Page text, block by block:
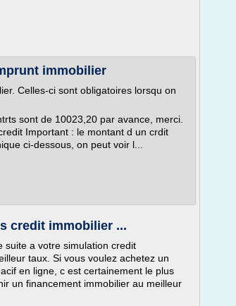
immobilier
Celles-ci sont obligatoires lorsqu on
sont de 10023,20 par avance, merci.
Important : le montant d un crdit
ci-dessous, on peut voir l...
credit immobilier ...
suite a votre simulation credit
taux. Si vous voulez achetez un
en ligne, c est certainement le plus
un financement immobilier au meilleur